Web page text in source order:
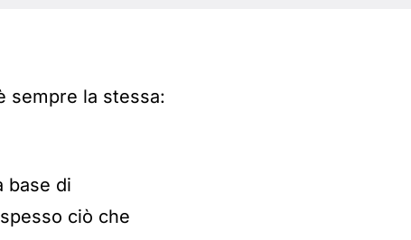
sempre la stessa:
base di
ciò che